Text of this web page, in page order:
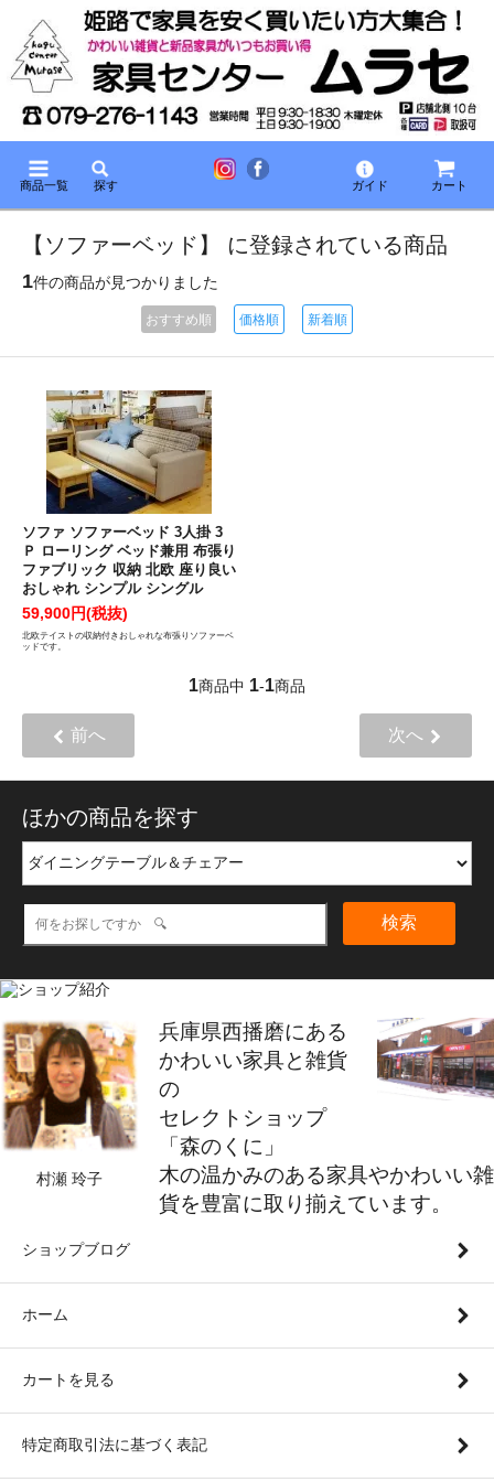
商品一覧 探す ガイド カート
【ソファーベッド】 に登録されている商品
1件の商品が見つかりました
おすすめ順 価格順 新着順
ソファ ソファーベッド 3人掛 3
Ｐ ローリング ベッド兼用 布張り
ファブリック 収納 北欧 座り良い
おしゃれ シンプル シングル
59,900円(税抜)
北欧テイストの収納付きおしゃれな布張りソファーベ
ッドです。
1商品中 1-1商品
前へ 次へ
ほかの商品を探す
検索
村瀬 玲子
兵庫県西播磨にある
かわいい家具と雑貨
の
セレクトショップ
「森のくに」
木の温かみのある家具やかわいい雑
貨を豊富に取り揃えています。
ショップブログ
ホーム
カートを見る
特定商取引法に基づく表記